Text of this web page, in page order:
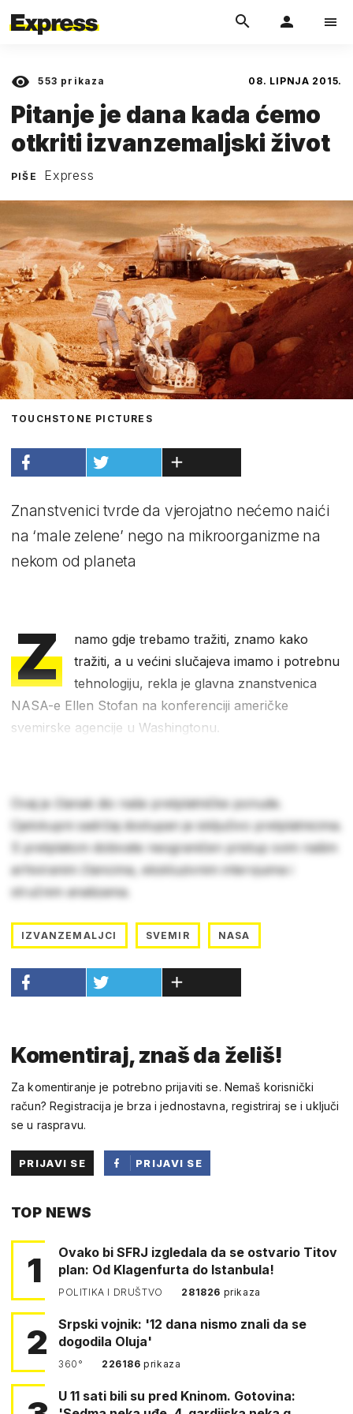
553 prikaza 08. LIPNJA 2015.
Pitanje je dana kada ćemo
otkriti izvanzemaljski život
PIŠE Express
TOUCHSTONE PICTURES
Znanstvenici tvrde da vjerojatno nećemo naići
na ‘male zelene’ nego na mikroorganizme na
nekom od planeta
Z
namo gdje trebamo tražiti, znamo kako
tražiti, a u većini slučajeva imamo i potrebnu
tehnologiju, rekla je glavna znanstvenica
NASA-e Ellen Stofan na konferenciji američke
svemirske agencije u Washingtonu.
Ovaj je članak dio naše pretplatničke ponude.
Cjelokupni sadržaj dostupan je isključivo pretplatnicima.
S pretplatom dobivate neograničen pristup svim našim
arhiviranim člancima, ekskluzivnim intervjuima i
stručnim analizama.
IZVANZEMALJCI SVEMIR NASA
Komentiraj, znaš da želiš!
Za komentiranje je potrebno prijaviti se. Nemaš korisnički
račun? Registracija je brza i jednostavna, registriraj se i uključi
se u raspravu.
PRIJAVI SE
PRIJAVI SE
TOP NEWS
1
Ovako bi SFRJ izgledala da se ostvario Titov
plan: Od Klagenfurta do Istanbula!
POLITIKA I DRUŠTVO 281826 prikaza
2
Srpski vojnik: '12 dana nismo znali da se
dogodila Oluja'
360° 226186prikaza
U 11 sati bili su pred Kninom. Gotovina: